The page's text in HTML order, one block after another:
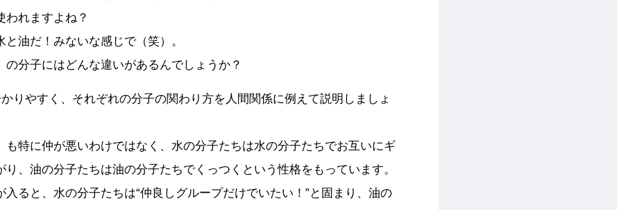
われますよね？
油だ！みないな感じで（笑）。
の分子にはどんな違いがあるんでしょうか？
かりやすく、それぞれの分子の関わり方を人間関係に例えて説明しましょ
も特に仲が悪いわけではなく、水の分子たちは水の分子たちでお互いにギ
り、油の分子たちは油の分子たちでくっつくという性格をもっています。
入ると、水の分子たちは“仲良しグループだけでいたい！”と固まり、油の